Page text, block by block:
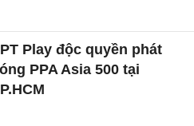
Play độc quyền phát
PPA Asia 500 tại